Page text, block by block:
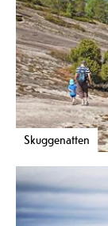
Skuggenatten